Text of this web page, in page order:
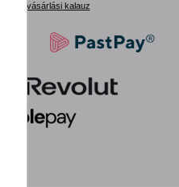
vásárlási kalauz